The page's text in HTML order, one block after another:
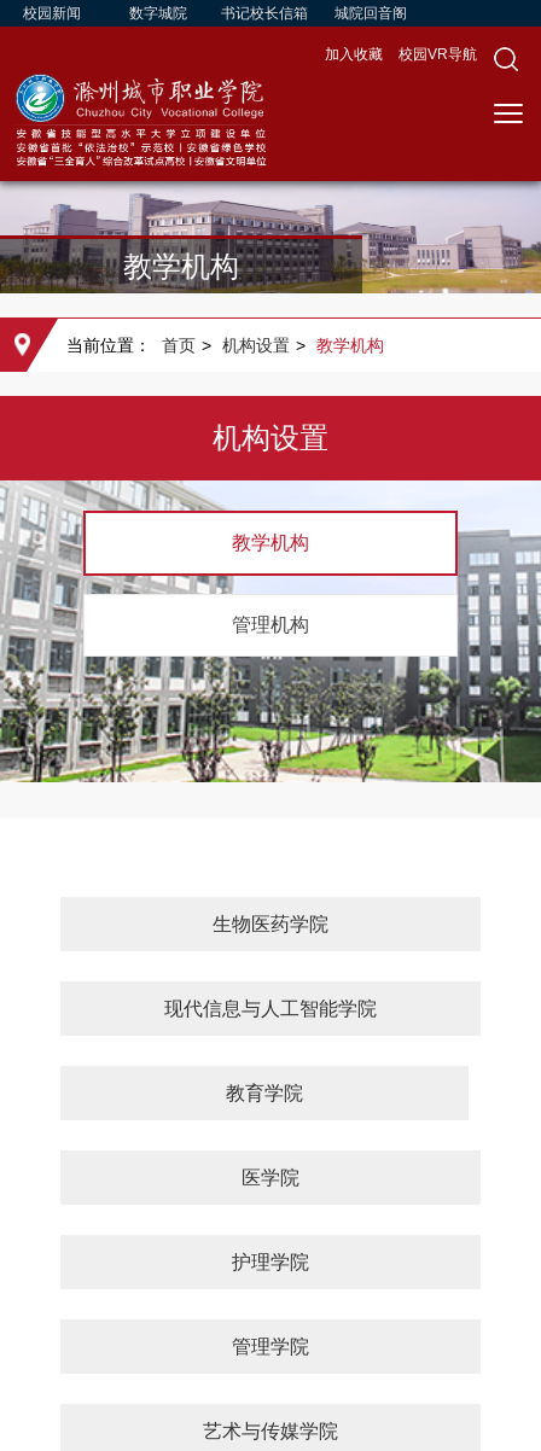
校园新闻 数字城院 书记校长信箱 城院回音阁
加入收藏 校园VR导航
教学机构
当前位置： 首页 > 机构设置 > 教学机构
机构设置
教学机构
管理机构
生物医药学院
现代信息与人工智能学院
教育学院
医学院
护理学院
管理学院
艺术与传媒学院